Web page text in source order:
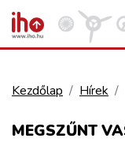
Kezdőlap Hírek
MEGSZŰNT